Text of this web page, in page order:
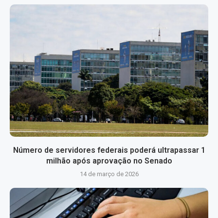
Número de servidores federais poderá ultrapassar 1
milhão após aprovação no Senado
14 de março de 2026